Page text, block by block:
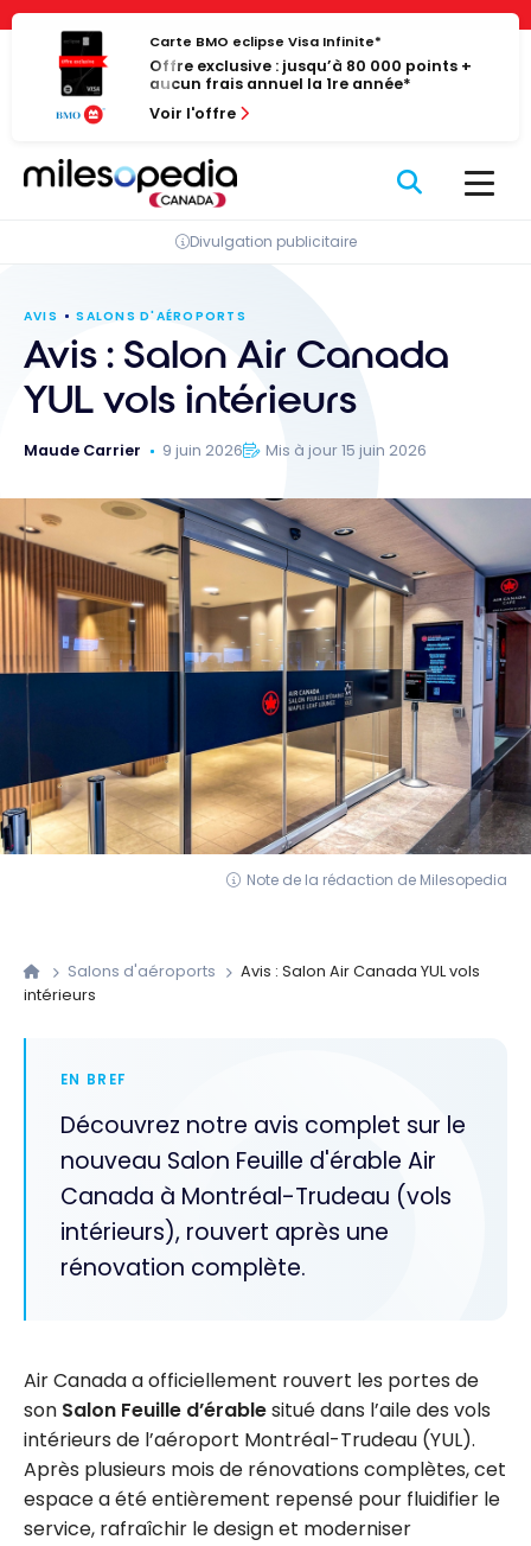
Panneau de gestion des cookies
Passer
contenu
Carte BMO eclipse Visa Infinite*
Offre exclusive : jusqu’à 80 000 points +
aucun frais annuel la 1re année*
Voir l'offre
Divulgation publicitaire
AVIS SALONS D'AÉROPORTS
Avis : Salon Air Canada
YUL vols intérieurs
Maude Carrier 9 juin 2026 Mis à jour 15 juin 2026
Note de la rédaction de Milesopedia
Salons d'aéroports
Avis : Salon Air Canada YUL vols
intérieurs
EN BREF
Découvrez notre avis complet sur le
nouveau Salon Feuille d'érable Air
Canada à Montréal-Trudeau (vols
intérieurs), rouvert après une
rénovation complète.
Air Canada a officiellement rouvert les portes de
son Salon Feuille d’érablesitué dans l’aile des vols
intérieurs de l’aéroport Montréal-Trudeau (YUL).
Après plusieurs mois de rénovations complètes, cet
espace a été entièrement repensé pour fluidifier le
service, rafraîchir le design et moderniser